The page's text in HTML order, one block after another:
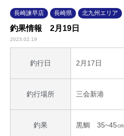
長崎諫早店 長崎県 北九州エリア
釣果情報 2月19日
2023.02.19
釣行日 2月17日
釣行場所 三会新港
釣果 黒鯛 35~45㎝